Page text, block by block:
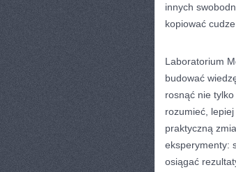
innych
kopiować
Laboratorium
budować
rosnąć nie
rozumieć, lepiej
praktyczną
eksperymenty:
osiągać